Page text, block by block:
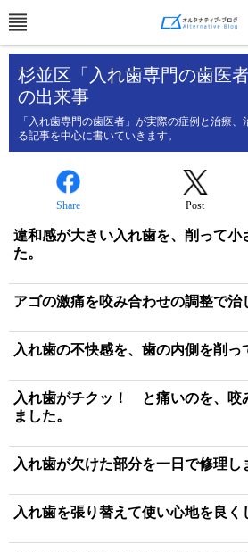
杉並区「入れ歯専門の歯医
の出来事
「入れ歯専門の歯医者」が実際の症例と治療
る記事を中心に書いていきます。
Share Post
違和感が大きい入れ歯を、削って小
た。
アゴの激痛を咬み合わせの調整で治
入れ歯の不快感を、歯の内側を削っ
入れ歯がチクッ！ と痛いのを、咬
ました。
入れ歯が欠けた部分を一日で修理し
入れ歯を張り替えて使い心地を良く